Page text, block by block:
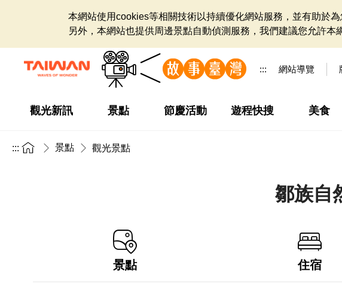
本網站使用cookies等相關技術以持續優化網站服務，並有助於
另外，本網站也提供周邊景點自動偵測服務，我們建議您允許本
::: 網站導覽
觀光新訊 景點 節慶活動 遊程快搜 美食
::: 景點 觀光景點
鄒族自
景點 住宿